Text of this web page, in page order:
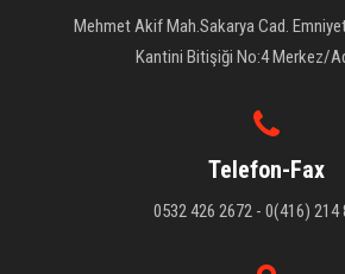
Mehmet Akif Mah.Sakarya Cad.
Kantini Bitişiği No:4 Merkez/
Telefon-Fax
0532 426 2672 - 0(416) 214